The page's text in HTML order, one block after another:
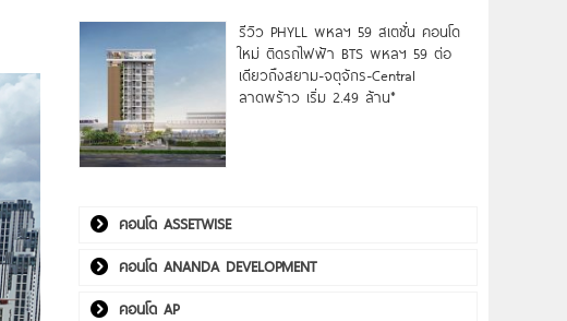
รีวิว PHYLL พหลฯ 59 สเตชั่น คอนโด
ใหม่ ติดรถไฟฟ้า BTS พหลฯ 59 ต่อ
เดียวถึงสยาม-จตุจักร-Central
ลาดพร้าว เริ่ม 2.49 ล้าน*
คอนโด ASSETWISE
คอนโด ANANDA DEVELOPMENT
คอนโด AP